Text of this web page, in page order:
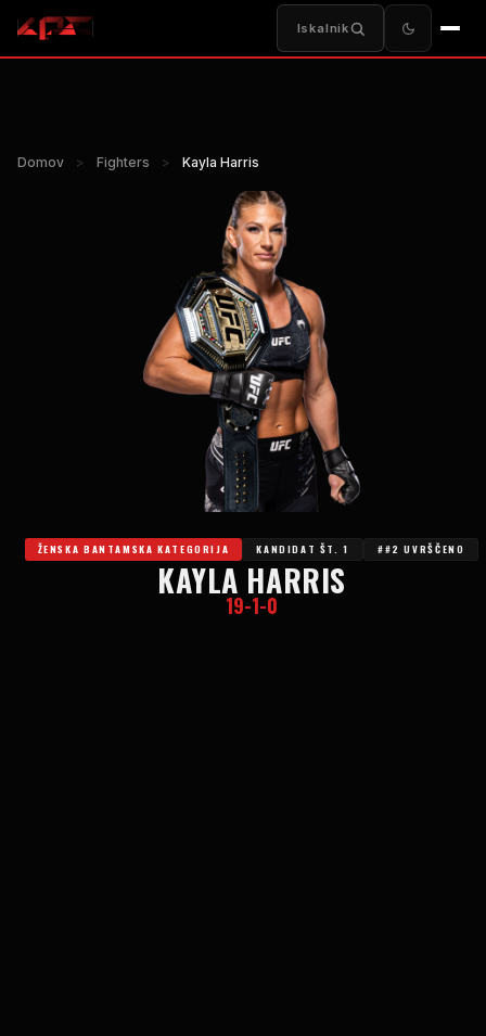
Iskalnik
Domov > Fighters > Kayla Harris
ŽENSKA BANTAMSKA KATEGORIJA KANDIDAT ŠT. 1 ##2 UVRŠČENO
KAYLA HARRIS
19-1-0